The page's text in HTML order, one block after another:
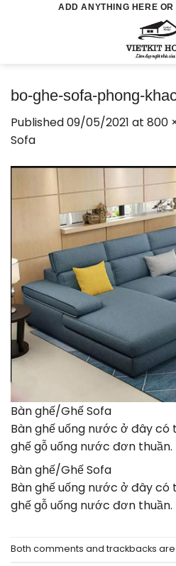
ADD ANYTHING HERE OR
bo-ghe-sofa-phong-
Published09/05/2021 at 800
Sofa
Bàn ghế/Ghế Sofa
Bàn ghế uống nước ở đây có
ghế gỗ uống nước đơn thuần.
Bàn ghế/Ghế Sofa
Bàn ghế uống nước ở đây có
ghế gỗ uống nước đơn thuần.
Both comments and trackbacks